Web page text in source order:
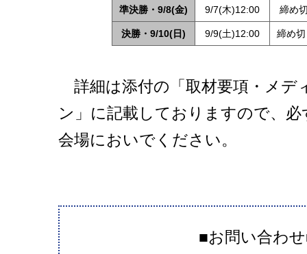
準決勝・9/8(金) 9/7(木)12:00 締め
決勝・9/10(日) 9/9(土)12:00 締め
詳細は添付の「取材要項・メデ
ン」に記載しておりますので、
会場においでください。
■お問い合わ